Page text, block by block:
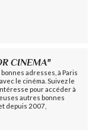
CINEMA"
adresses, à Paris
le cinéma. Suivez le
pour accéder à
autres bonnes
depuis 2007,